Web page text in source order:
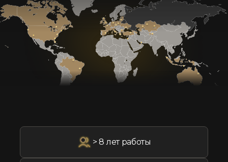
> 8 лет работы